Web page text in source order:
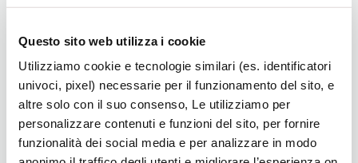
Questo sito web utilizza i cookie
Utilizziamo cookie e tecnologie similari (es. identificatori
univoci, pixel) necessarie per il funzionamento del sito, e
altre solo con il suo consenso, Le utilizziamo per
personalizzare contenuti e funzioni del sito, per fornire
funzionalità dei social media e per analizzare in modo
Bassano, versione Plus della Scuola per Genitori
8 Gennaio 2026